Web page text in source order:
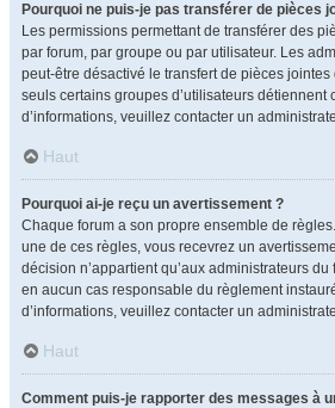
Pourquoi ne puis-je pas transférer de pièces
Les permissions permettant de transférer des
par forum, par groupe ou par utilisateur. Les
peut-être désactivé le transfert de pièces
seuls certains groupes d’utilisateurs détiennent
d’informations, veuillez contacter un
Haut
Pourquoi ai-je reçu un avertissement ?
Chaque forum a son propre ensemble de
une de ces règles, vous recevrez un
décision n’appartient qu’aux administrateurs du
en aucun cas responsable du règlement
d’informations, veuillez contacter un
Haut
Comment puis-je rapporter des messages à